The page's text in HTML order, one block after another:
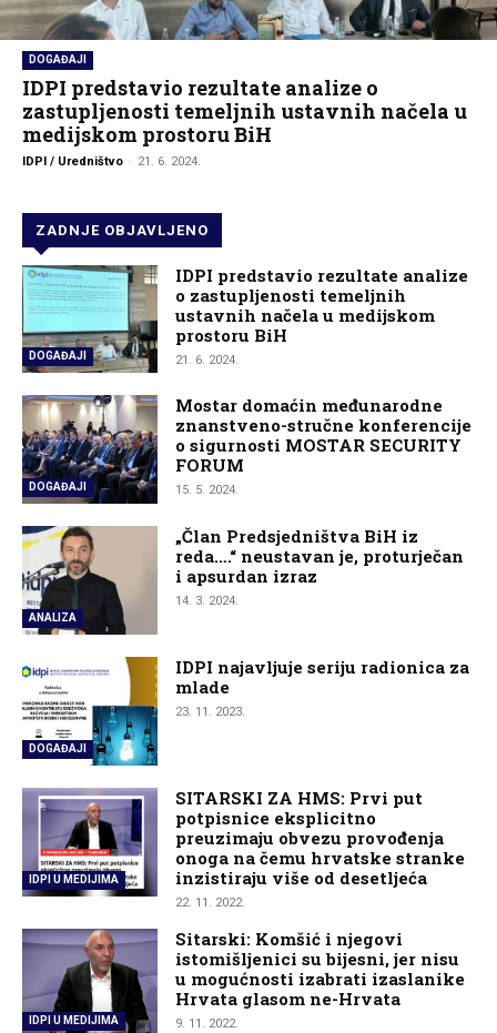
DOGAĐAJI
IDPI predstavio rezultate analize o
zastupljenosti temeljnih ustavnih načela u
medijskom prostoru BiH
IDPI / Uredništvo - 21. 6. 2024.
ZADNJE OBJAVLJENO
DOGAĐAJI
IDPI predstavio rezultate analize
o zastupljenosti temeljnih
ustavnih načela u medijskom
prostoru BiH
21. 6. 2024.
DOGAĐAJI
Mostar domaćin međunarodne
znanstveno-stručne konferencije
o sigurnosti MOSTAR SECURITY
FORUM
15. 5. 2024.
ANALIZA
„Član Predsjedništva BiH iz
reda….“ neustavan je, proturječan
i apsurdan izraz
14. 3. 2024.
DOGAĐAJI
IDPI najavljuje seriju radionica za
mlade
23. 11. 2023.
IDPI U MEDIJIMA
SITARSKI ZA HMS: Prvi put
potpisnice eksplicitno
preuzimaju obvezu provođenja
onoga na čemu hrvatske stranke
inzistiraju više od desetljeća
22. 11. 2022.
IDPI U MEDIJIMA
Sitarski: Komšić i njegovi
istomišljenici su bijesni, jer nisu
u mogućnosti izabrati izaslanike
Hrvata glasom ne-Hrvata
9. 11. 2022.